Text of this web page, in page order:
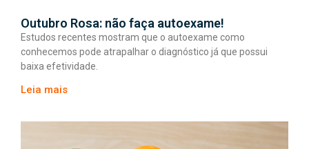
Outubro Rosa: não faça autoexame!
Estudos recentes mostram que o autoexame como
conhecemos pode atrapalhar o diagnóstico já que possui
baixa efetividade.
Leia mais